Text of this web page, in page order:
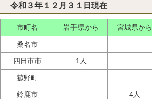
令和３年１２月３１日現在
市町名 岩手県から 宮城県から
桑名市
四日市市 1人
菰野町
鈴鹿市 4人